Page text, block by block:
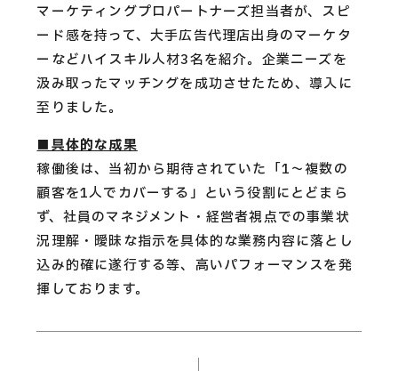
マーケティングプロパートナーズ担当者が、スピ
ード感を持って、大手広告代理店出身のマーケタ
ーなどハイスキル人材3名を紹介。企業ニーズを
汲み取ったマッチングを成功させたため、導入に
至りました。
■具体的な成果
稼働後は、当初から期待されていた「1〜複数の
顧客を1人でカバーする」という役割にとどまら
ず、社員のマネジメント・経営者視点での事業状
況理解・曖昧な指示を具体的な業務内容に落とし
込み的確に遂行する等、高いパフォーマンスを発
揮しております。